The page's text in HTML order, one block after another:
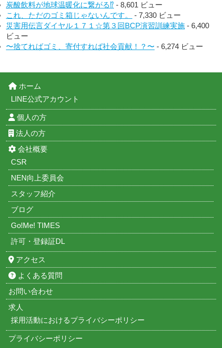
炭酸飲料が地球温暖化に繋がる⁉︎ - 8,601 ビュー
これ、ただのゴミ箱じゃないんです。
- 7,330 ビュー
災害用伝言ダイヤル１７１☆第３回BCP演習訓練実施 - 6,400
ビュー
〜捨てればゴミ、寄付すれば社会貢献！？〜 - 6,274 ビュー
ホーム
LINE公式アカウント
個人の方
法人の方
会社概要
CSR
NEN向上委員会
スタッフ紹介
ブログ
Go!Me! TIMES
許可・登録証DL
アクセス
よくある質問
お問い合わせ
求人
採用活動におけるプライバシーポリシー
プライバシーポリシー